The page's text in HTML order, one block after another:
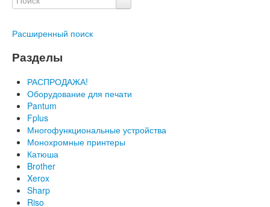
Расширенный поиск
Разделы
РАСПРОДАЖА!
Оборудование для печати
Pantum
Fplus
Многофункциональные устройства
Монохромные принтеры
Катюша
Brother
Xerox
Sharp
Riso